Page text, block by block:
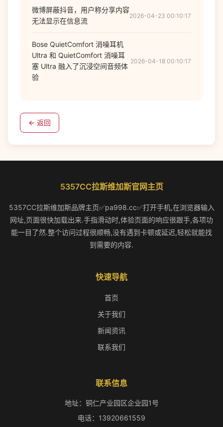
微博屏蔽抖音，用户称分享内容
无法显示在信息流
2026-04-23 00:10:17
Bose QuietComfort 消噪耳机
Ultra 和 QuietComfort 消噪耳
塞 Ultra 融入了沉浸空间音频体
验
2026-04-18 00:10:17
← 返回
5357CC拉斯维加斯官网主页
5357CC拉斯维加斯品牌主页✅pa998.cc✅打开手机,在浏览器输入
网址,页面很快加载出来.手指滑动时,体验页面的响应很跟手,各项功
能一目了然.整个访问过程很顺畅,没有遇到卡顿或延迟,轻松就能找
到需要的内容.
快速导航
首页
关于我们
新闻资讯
联系我们
联系信息
地址：铜仁产业园区企业园1号
电话：13920661559